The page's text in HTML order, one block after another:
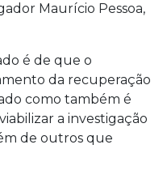
Maurício Pessoa,
é de que o
da recuperação
como também é
a investigação
de outros que